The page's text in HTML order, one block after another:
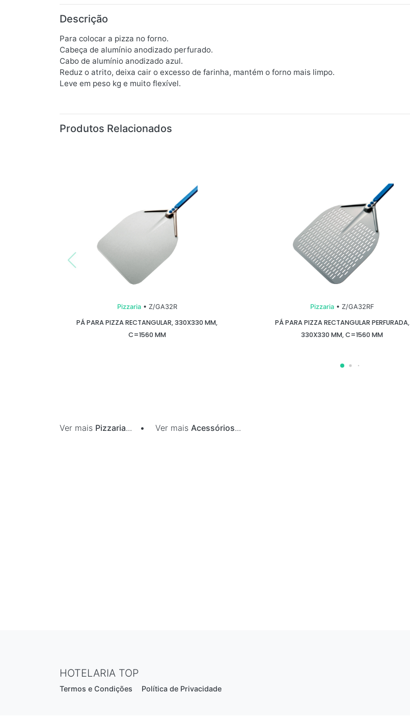
Descrição
Para colocar a pizza no forno.
Cabeça de alumínio anodizado perfurado.
Cabo de alumínio anodizado azul.
Reduz o atrito, deixa cair o excesso de farinha, mantém o forno mais limpo.
Leve em peso kg e muito flexível.
Produtos Relacionados
Pizzaria• Z/GA32R
PÁ PARA PIZZA RECTANGULAR, 330X330 MM,
C=1560 MM
Pizzaria• Z/GA32RF
PÁ PARA PIZZA RECTANGULAR PERFURADA,
330X330 MM, C=1560 MM
Ver mais Pizzaria... • Ver mais Acessórios...
HOTELARIA TOP
Termos e Condições Política de Privacidade